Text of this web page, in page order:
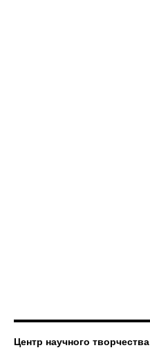
Центр научного творчества